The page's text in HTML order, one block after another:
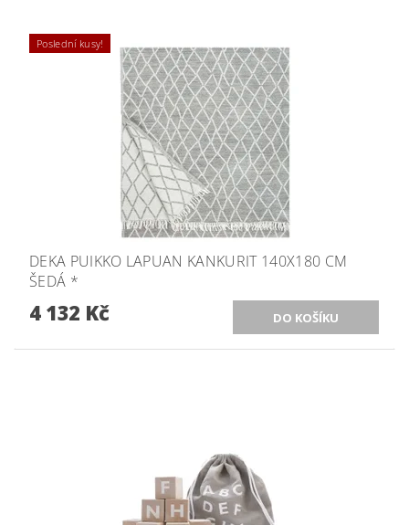
Poslední kusy!
DEKA PUIKKO LAPUAN KANKURIT 140X180 CM
ŠEDÁ *
4 132 Kč